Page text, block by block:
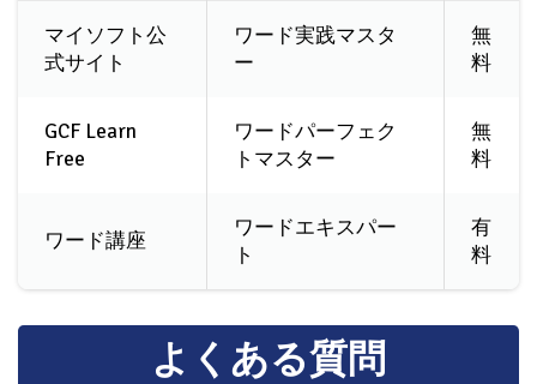
マイソフト公
式サイト
ワード実践マスタ
ー
無
料
GCF Learn
Free
ワードパーフェク
トマスター
無
料
ワード講座
ワードエキスパー
ト
有
料
よくある質問